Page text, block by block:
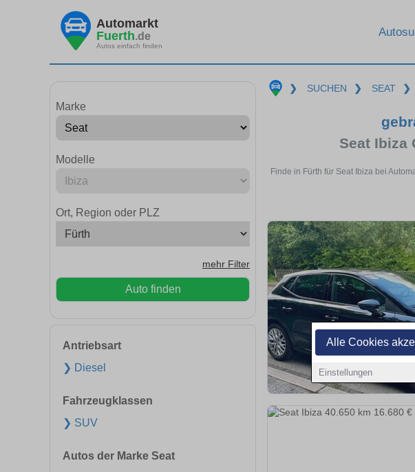
Alle Cookies
Einstellungen
Automarkt
Fuerth.de
Autos einfach finden
Marke
Modelle
Ort, Region oder PLZ
mehr Filter
Auto finden
Antriebsart
❯ Diesel
Fahrzeugklassen
❯ SUV
Autos der Marke Seat
❯ SUCHEN ❯ SEAT ❯
Seat Ibiza
Finde in Fürth für Seat Ibiza bei